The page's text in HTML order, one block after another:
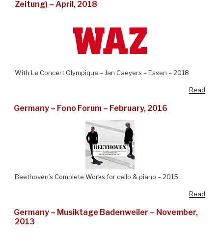
Zeitung) – April, 2018
With Le Concert Olympique – Jan Caeyers – Essen – 2018
Read
Germany – Fono Forum – February, 2016
Beethoven’s Complete Works for cello & piano – 2015
Read
Germany – Musiktage Badenweiler – November,
2013